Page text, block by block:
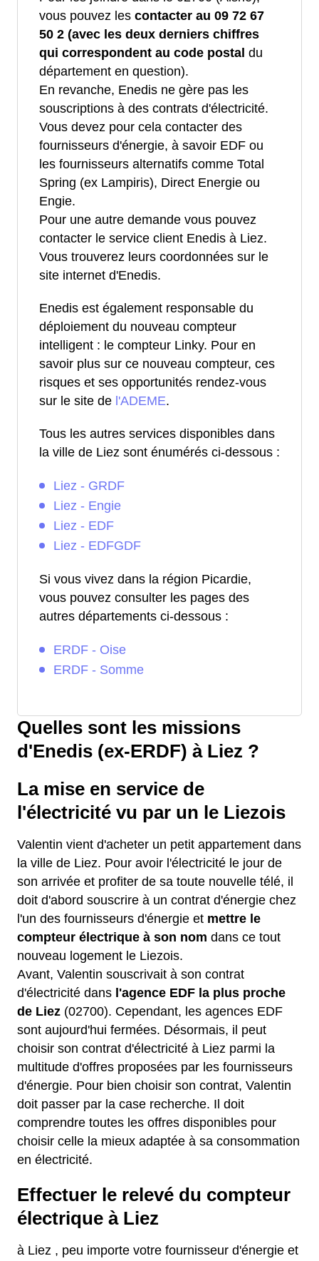
vous pouvez les contacter au 09 72 67
50 2 (avec les deux derniers chiffres
qui correspondent au code postal du
département en question).
En revanche, Enedis ne gère pas les
souscriptions à des contrats d'électricité.
Vous devez pour cela contacter des
fournisseurs d'énergie, à savoir EDF ou
les fournisseurs alternatifs comme Total
Spring (ex Lampiris), Direct Energie ou
Engie.
Pour une autre demande vous pouvez
contacter le service client Enedis à Liez.
Vous trouverez leurs coordonnées sur le
site internet d'Enedis.
Enedis est également responsable du
déploiement du nouveau compteur
intelligent : le compteur Linky. Pour en
savoir plus sur ce nouveau compteur, ces
risques et ses opportunités rendez-vous
sur le site de l'ADEME.
Tous les autres services disponibles dans
la ville de Liez sont énumérés ci-dessous :
Liez - GRDF
Liez - Engie
Liez - EDF
Liez - EDFGDF
Si vous vivez dans la région Picardie,
vous pouvez consulter les pages des
autres départements ci-dessous :
ERDF - Oise
ERDF - Somme
Quelles sont les missions
d'Enedis (ex-ERDF) à Liez ?
La mise en service de
l'électricité vu par un le Liezois
Valentin vient d'acheter un petit appartement dans
la ville de Liez. Pour avoir l'électricité le jour de
son arrivée et profiter de sa toute nouvelle télé, il
doit d'abord souscrire à un contrat d'énergie chez
l'un des fournisseurs d'énergie et mettre le
compteur électrique à son nom dans ce tout
nouveau logement le Liezois.
Avant, Valentin souscrivait à son contrat
d'électricité dans l'agence EDF la plus proche
de Liez (02700). Cependant, les agences EDF
sont aujourd'hui fermées. Désormais, il peut
choisir son contrat d'électricité à Liez parmi la
multitude d'offres proposées par les fournisseurs
d'énergie. Pour bien choisir son contrat, Valentin
doit passer par la case recherche. Il doit
comprendre toutes les offres disponibles pour
choisir celle la mieux adaptée à sa consommation
en électricité.
Effectuer le relevé du compteur
électrique à Liez
à Liez , peu importe votre fournisseur d'énergie et